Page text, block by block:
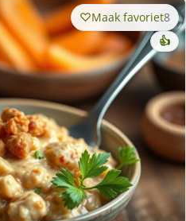
Maak favoriet8
👍